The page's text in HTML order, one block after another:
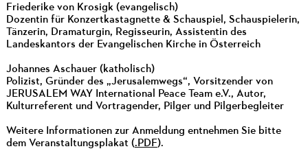
Friederike von Krosigk (evangelisch)
Dozentin für Konzertkastagnette & Schauspiel, Schauspielerin,
Tänzerin, Dramaturgin, Regisseurin, Assistentin des
Landeskantors der Evangelischen Kirche in Österreich
Johannes Aschauer (katholisch)
Polizist, Gründer des „Jerusalemwegs“, Vorsitzender von
JERUSALEM WAY International Peace Team e.V., Autor,
Kulturreferent und Vortragender, Pilger und Pilgerbegleiter
Weitere Informationen zur Anmeldung entnehmen Sie bitte
dem Veranstaltungsplakat (.PDF).